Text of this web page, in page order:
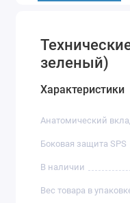
зеленый)
Характеристики
Анатомический
Боковая защита SPS
В наличии
Вес товара в